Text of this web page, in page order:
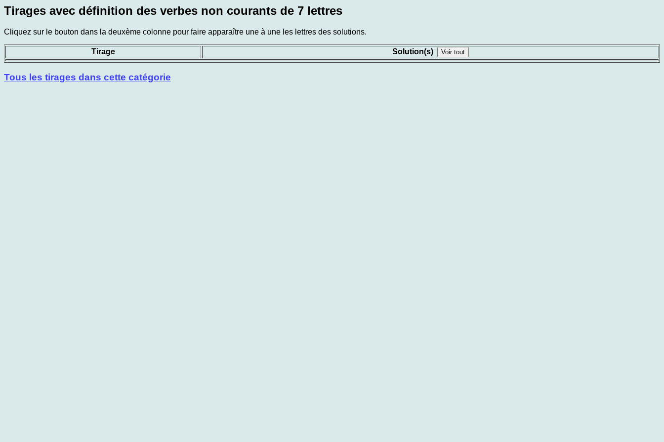
Tirages avec définition des verbes non courants de 7 lettres
Cliquez sur le bouton dans la deuxème colonne pour faire apparaître une à une les lettres des solutions.
Tirage Solution(s) Voir tout
Tous les tirages dans cette catégorie